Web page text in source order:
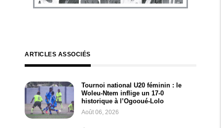
ARTICLES ASSOCIÉS
Tournoi national U20 féminin : le
Woleu-Ntem inflige un 17-0
historique à l’Ogooué-Lolo
Août 06, 2026